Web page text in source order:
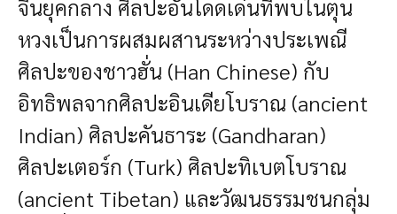
จีนยุคกลาง ศิลปะอันโดดเด่นที่พบในตุน
หวงเป็นการผสมผสานระหว่างประเพณี
ศิลปะของชาวฮั่น (Han Chinese) กับ
อิทธิพลจากศิลปะอินเดียโบราณ (ancient
Indian) ศิลปะคันธาระ (Gandharan)
ศิลปะเตอร์ก (Turk) ศิลปะทิเบตโบราณ
(ancient Tibetan) และวัฒนธรรมชนกลุ่ม